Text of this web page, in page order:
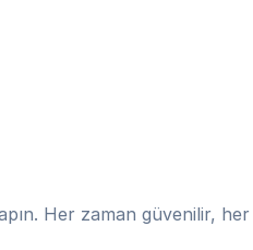
Her zaman güvenilir, her